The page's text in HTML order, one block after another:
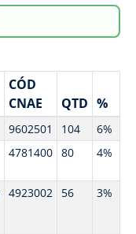
CÓD
CNAE
QTD %
9602501 104
6%
4781400 80 4%
4923002 56 3%